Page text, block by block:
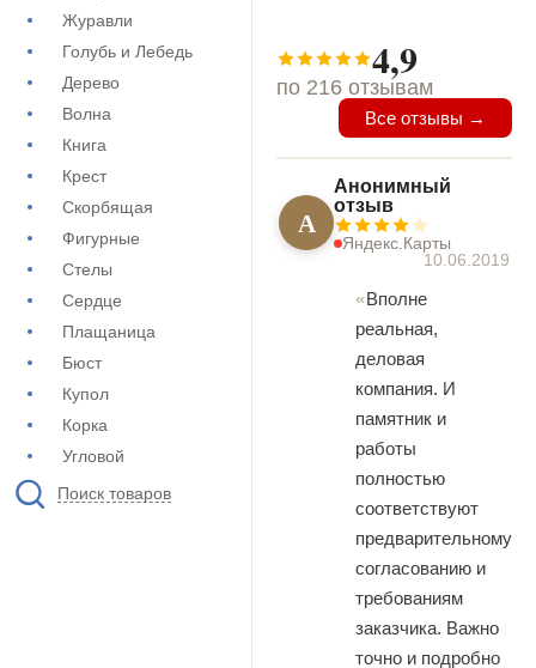
Журавли
Голубь и Лебедь
Дерево
Волна
Книга
Крест
Скорбящая
Фигурные
Стелы
Сердце
Плащаница
Бюст
Купол
Корка
Угловой
Поиск товаров
4,9
по 216 отзывам
Все отзывы →
А
Анонимный
отзыв
Яндекс.Карты
10.06.2019
Вполне
реальная,
деловая
компания. И
памятник и
работы
полностью
соответствуют
предварительному
согласованию и
требованиям
заказчика. Важно
точно и подробно